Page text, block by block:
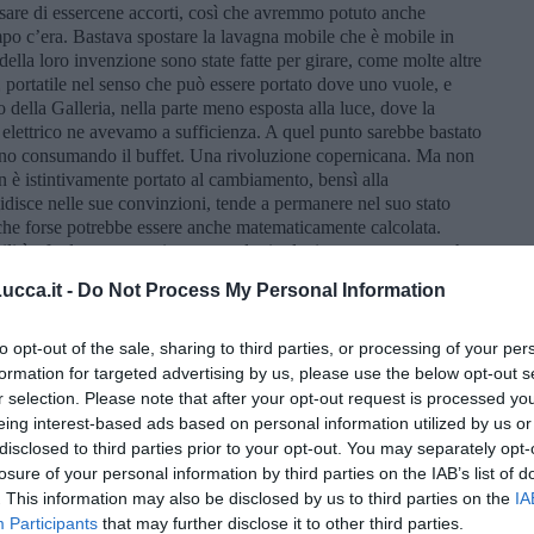
- Do Not Process My Personal Information
opt-out of the sale, sharing to third parties, or processing of your
for targeted advertising by us, please use the below opt-out
selection. Please note that after your opt-out request is processed
interest-based ads based on personal information utilized by us
to third parties prior to your opt-out. You may separately
of your personal information by third parties on the IAB’s list of
This information may also be disclosed by us to third parties on the
Participants that may further disclose it to other third parties.
di essercene accorti, così che avremmo potuto anche
c’era. Bastava spostare la lavagna mobile che è mobile in
loro invenzione sono state fatte per girare, come molte altre
nel senso che può essere portato dove uno vuole, e
Galleria, nella parte meno esposta alla luce, dove la
ne avevamo a sufficienza. A quel punto sarebbe bastato
consumando il buffet. Una rivoluzione copernicana. Ma non
è istintivamente portato al cambiamento, bensì alla
nelle sue convinzioni, tende a permanere nel suo stato
forse potrebbe essere anche matematicamente calcolata.
«f», la conservazione «c» e la rivoluzione «r», avremo che
impedisce la rivoluzione. È un teorema che
medaglia Fields, ma rende l’idea. Si tratta comunque di
si sa calcolare. Per questo non abbiamo cambiato. Poi nel
dal bisogno, dalla curiosità, dalla bramosia di sapere o dalla
ti casca una mela sulla testa o vicino, mentre sei sotto un
e l’uomo cambia, procede, migliora il suo stato. O
a volte le cose non facilmente comprensibili hanno il
delle giovani menti è ciò che occorre. Come il lume
nella preparazione del buffet per gli studenti: sono riusciti